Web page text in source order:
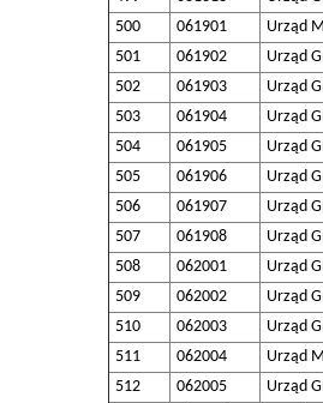
500
061901
Urząd
501
061902
Urząd
502
061903
Urząd
503
061904
Urząd
504
061905
Urząd
505
061906
Urząd
506
061907
Urząd
507
061908
Urząd
508
062001
Urząd
509
062002
Urząd
510
062003
Urząd
511
062004
Urząd
512
062005
Urząd